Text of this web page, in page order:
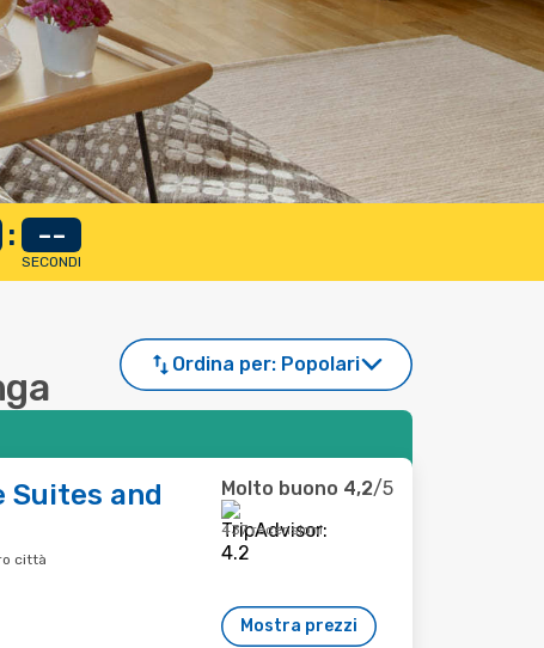
: --
SECONDI
Ordina per: Popolari
Suites and
città
Molto buono 4,2/5
437 recensioni
Mostra prezzi